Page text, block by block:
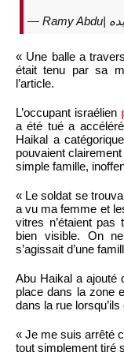
« Une balle a
était tenu par sa
l’article.
L’occupant israélien
a été tué a
Haikal a
pouvaient
simple famille,
« Le soldat se
a vu ma femme et
vitres n’étaient pas
bien visible. On
s’agissait d’une
Abu Haikal a ajouté
place dans la zone
dans la rue
« Je me suis arrêté
tout simplement tiré